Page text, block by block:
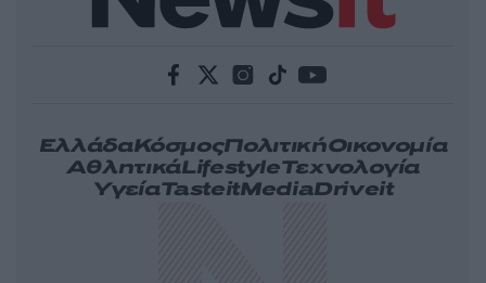
ΕλλάδαΚόσμοςΠολιτικήΟικονομία
ΑθλητικάLifestyleΤεχνολογία
ΥγείαTasteitMediaDriveit